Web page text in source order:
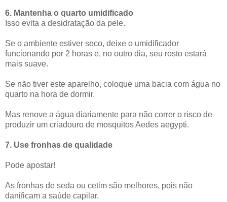
6. Mantenha o quarto umidificado
Isso evita a desidratação da pele.
Se o ambiente estiver seco, deixe o umidificador
funcionando por 2 horas e, no outro dia, seu rosto estará
mais suave.
Se não tiver este aparelho, coloque uma bacia com água no
quarto na hora de dormir.
Mas renove a água diariamente para não correr o risco de
produzir um criadouro de mosquitos Aedes aegypti.
7. Use fronhas de qualidade
Pode apostar!
As fronhas de seda ou cetim são melhores, pois não
danificam a saúde capilar.